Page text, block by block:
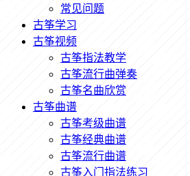
常见问题
古筝学习
古筝视频
古筝指法教学
古筝流行曲弹奏
古筝名曲欣赏
古筝曲谱
古筝考级曲谱
古筝经典曲谱
古筝流行曲谱
古筝入门指法练习